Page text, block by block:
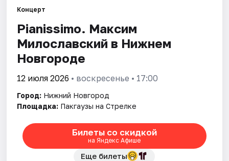
Города
Площадки
Артисты
Рейтинги
Концерт
Pianissimo. Максим
Милославский в Нижнем
Новгороде
12 июля 2026 • воскресенье • 17:00
Город: Нижний Новгород
Площадка: Пакгаузы на Стрелке
Билеты со скидкой
на Яндекс Афише
Еще билеты